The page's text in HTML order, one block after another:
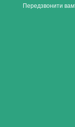
Передзвонити